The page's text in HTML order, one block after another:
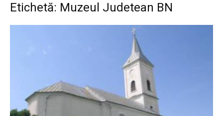
Etichetă: Muzeul Judetean BN